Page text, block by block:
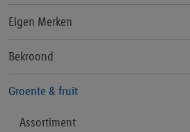
Eigen Merken
Alesto
Bekroond
Groente & fruit
Assortiment